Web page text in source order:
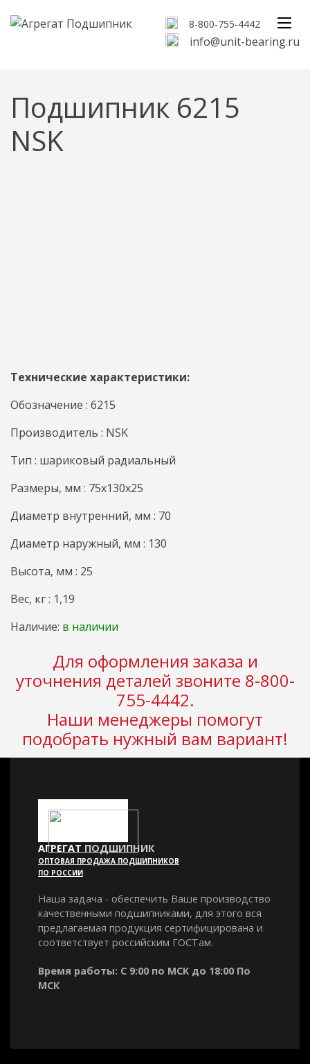
8-800-755-4442
info@unit-bearing.ru
Подшипник 6215
NSK
Технические характеристики:
Обозначение : 6215
Производитель : NSK
Тип : шариковый радиальный
Размеры, мм : 75x130x25
Диаметр внутренний, мм : 70
Диаметр наружный, мм : 130
Высота, мм : 25
Вес, кг : 1,19
Наличие: в наличии
Для оформления заказа и
уточнения деталей звоните 8-800-
755-4442.
Наши менеджеры помогут
подобрать нужный вам вариант!
АГРЕГАТ ПОДШИПНИК
ОПТОВАЯ ПРОДАЖА ПОДШИПНИКОВ
ПО РОССИИ
Наша задача - обеспечить Ваше производство
качественными подшипниками, для этого вся
предлагаемая продукция сертифицирована и
соответствует российским ГОСТам.
Время работы: С 9:00 по МСК до 18:00 По
МСК